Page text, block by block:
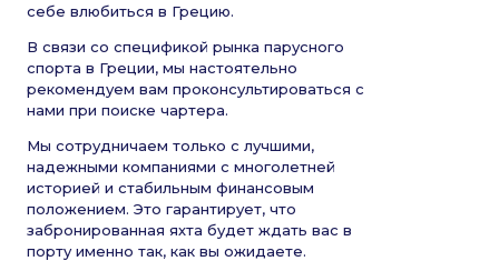
себе влюбиться в Грецию.
В связи со спецификой рынка парусного
спорта в Греции, мы настоятельно
рекомендуем вам проконсультироваться с
нами при поиске чартера.
Мы сотрудничаем только с лучшими,
надежными компаниями с многолетней
историей и стабильным финансовым
положением. Это гарантирует, что
забронированная яхта будет ждать вас в
порту именно так, как вы ожидаете.